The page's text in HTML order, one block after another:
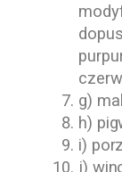
g)
h)
i)
j)